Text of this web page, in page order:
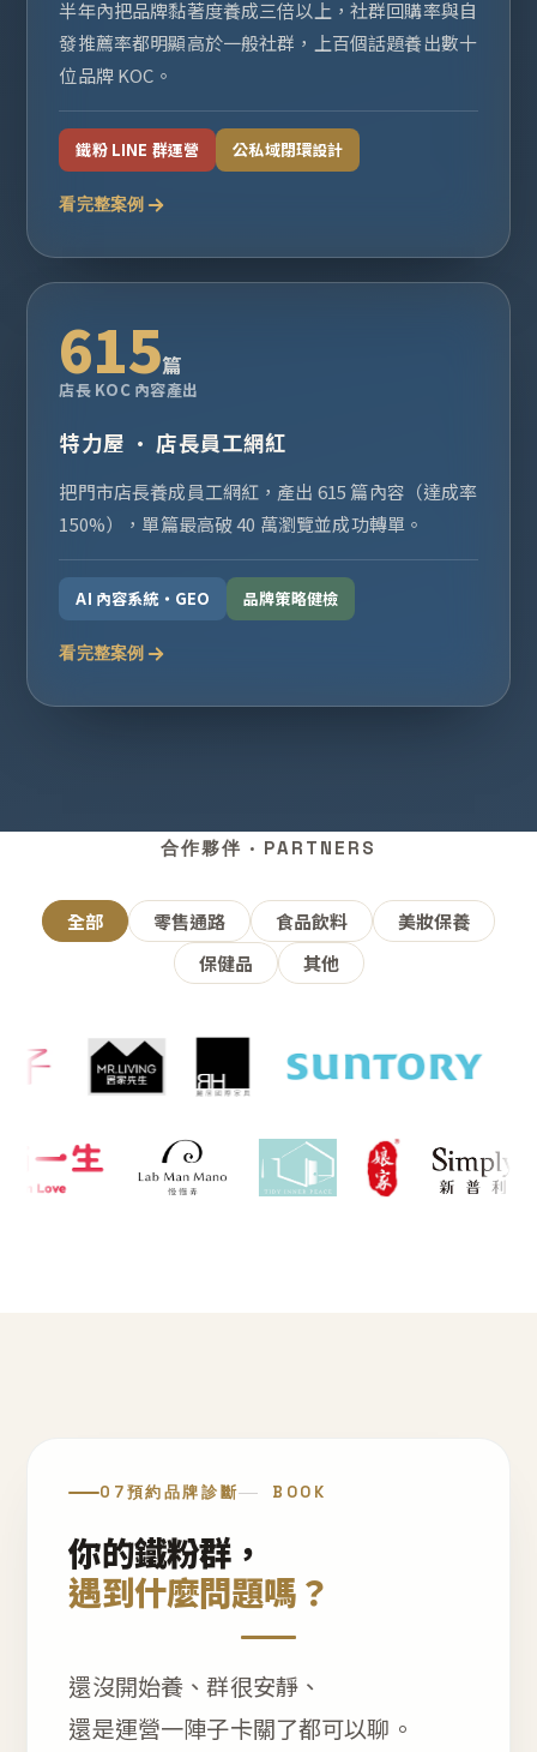
半年內把品牌黏著度養成三倍以上，社群回購率與自
發推薦率都明顯高於一般社群，上百個話題養出數十
位品牌 KOC。
鐵粉 LINE 群運營 公私域閉環設計
看完整案例
615篇
店長 KOC 內容產出
特力屋 · 店長員工網紅
把門市店長養成員工網紅，產出 615 篇內容（達成率
150%），單篇最高破 40 萬瀏覽並成功轉單。
AI 內容系統・GEO 品牌策略健檢
看完整案例
合作夥伴 · PARTNERS
全部 零售通路 食品飲料
美妝保養
保健品
其他
07預約品牌診斷 BOOK
你的鐵粉群，
遇到什麼問題嗎？
還沒開始養、群很安靜、
還是運營一陣子卡關了都可以聊。